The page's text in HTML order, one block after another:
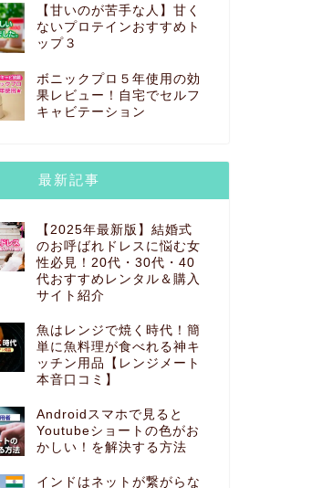
【甘いのが苦手な人】甘く
ないプロテインおすすめト
ップ３
ボニックプロ５年使用の効
果レビュー！自宅でセルフ
キャビテーション
最新記事
【2025年最新版】結婚式
のお呼ばれドレスに悩む女
性必見！20代・30代・40
代おすすめレンタル＆購入
サイト紹介
魚はレンジで焼く時代！簡
単に魚料理が食べれる神キ
ッチン用品【レンジメート
本音口コミ】
Androidスマホで見ると
Youtubeショートの色がお
かしい！を解決する方法
インドはネットが繋がらな